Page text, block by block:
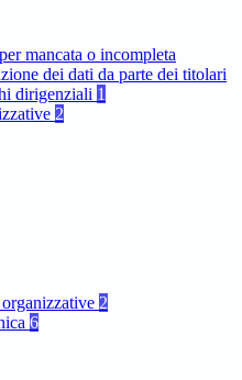
mancata o incompleta
dei dati da parte dei titolari
dirigenziali 1
2
2
6